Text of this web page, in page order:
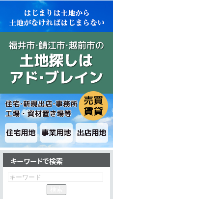
プライバシーポリシー
キーワードで検索